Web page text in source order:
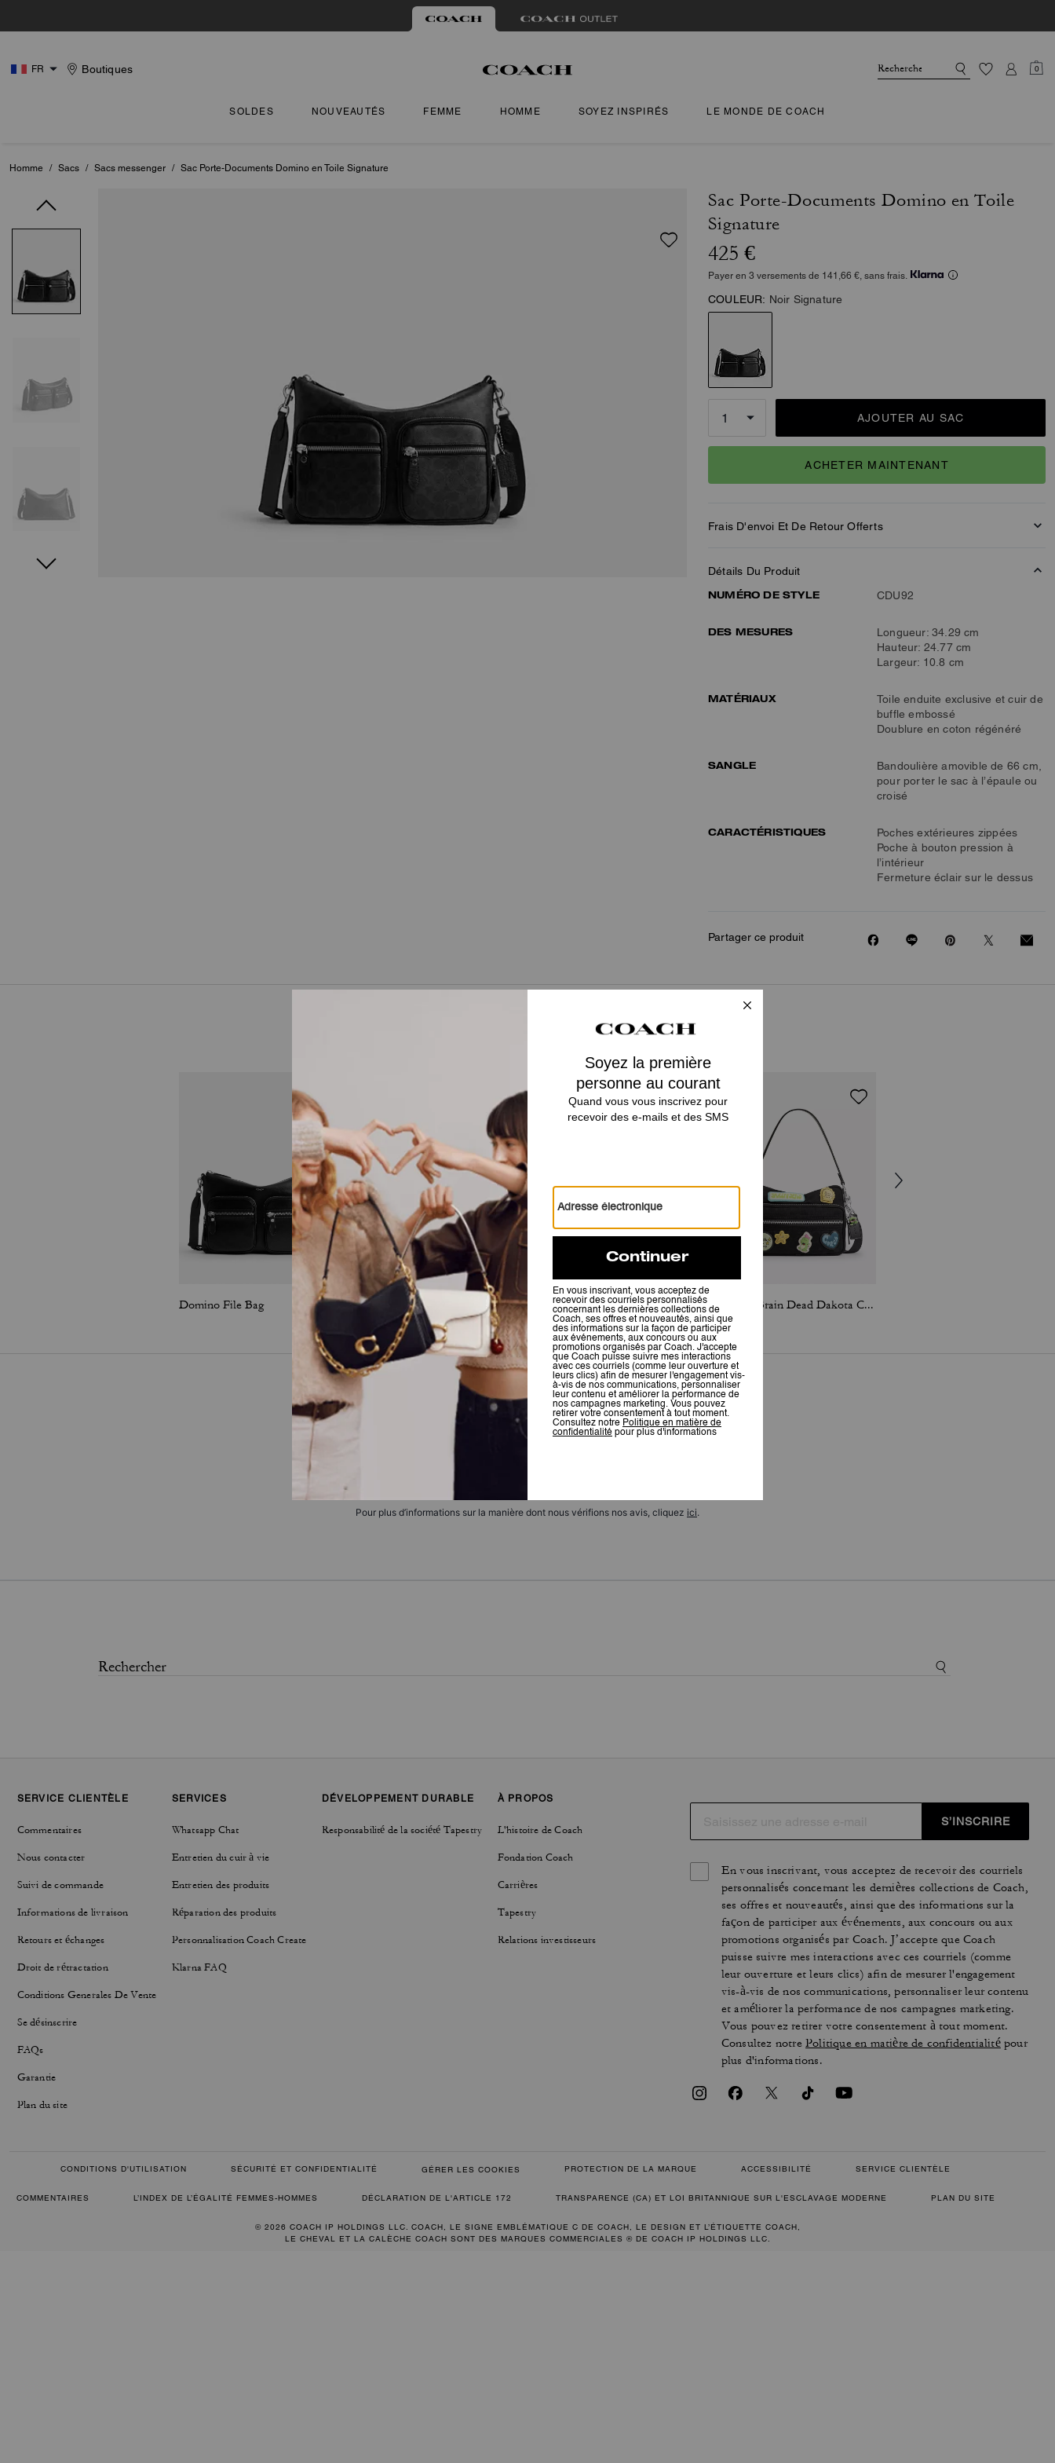
FR Boutiques 0
SOLDES NOUVEAUTÉS FEMME HOMME SOYEZ INSPIRÉS LE MONDE DE COACH
Homme / Sacs / Sacs messenger / Sac Porte-Documents Domino en Toile Signature
Sac Porte-Documents Domino en Toile
Signature
425 €
Payer en 3 versements de 141,66 €, sans frais.
COULEUR: Noir Signature
AJOUTER AU SAC
ACHETER MAINTENANT
Frais D'envoi Et De Retour Offerts
Détails Du Produit
NUMÉRO DE STYLE
CDU92
DES MESURES
Longueur: 34.29 cm
Hauteur: 24.77 cm
Largeur: 10.8 cm
MATÉRIAUX
Toile enduite exclusive et cuir de
buffle embossé
Doublure en coton régénéré
SANGLE
Bandoulière amovible de 66 cm,
pour porter le sac à l’épaule ou
croisé
CARACTÉRISTIQUES
Poches extérieures zippées
Poche à bouton pression à
l’intérieur
Fermeture éclair sur le dessus
Partager ce produit
Vous Aimerez Aussi
Domino File Bag Leo Crossbody In Signature Nylon Leo Crossbody In Signature Nylon Coach | Brain Dead Dakota Crossbody Bag In Signature Nylon With Patches
Avis
Pour plus d’informations sur la manière dont nous vérifions nos avis, cliquez ici.
SERVICE CLIENTÈLE
Commentaires
Nous contacter
Suivi de commande
Informations de livraison
Retours et échanges
Droit de rétractation
Conditions Generales De Vente
Se désinscrire
FAQs
Garantie
Plan du site
SERVICES
Whatsapp Chat
Entretien du cuir à vie
Entretien des produits
Réparation des produits
Personnalisation Coach Create
Klarna FAQ
DÉVELOPPEMENT DURABLE
Responsabilité de la société Tapestry
À PROPOS
L'histoire de Coach
Fondation Coach
Carrières
Tapestry
Relations investisseurs
S’INSCRIRE
En vous inscrivant, vous acceptez de recevoir des courriels
personnalisés concernant les dernières collections de Coach,
ses offres et nouveautés, ainsi que des informations sur la
façon de participer aux événements, aux concours ou aux
promotions organisés par Coach. J’accepte que Coach
puisse suivre mes interactions avec ces courriels (comme
leur ouverture et leurs clics) afin de mesurer l'engagement
vis-à-vis de nos communications, personnaliser leur contenu
et améliorer la performance de nos campagnes marketing.
Vous pouvez retirer votre consentement à tout moment.
Consultez notrePolitique en matière de confidentialitépour
plus d'informations.
CONDITIONS D'UTILISATION SÉCURITÉ ET CONFIDENTIALITÉ GÉRER LES COOKIES PROTECTION DE LA MARQUE ACCESSIBILITÉ SERVICE CLIENTÈLE
COMMENTAIRES L’INDEX DE L’ÉGALITÉ FEMMES-HOMMES DÉCLARATION DE L'ARTICLE 172 TRANSPARENCE (CA) ET LOI BRITANNIQUE SUR L'ESCLAVAGE MODERNE PLAN DU SITE
© 2026 COACH IP HOLDINGS LLC. COACH, LE SIGNE EMBLÉMATIQUE C DE COACH, LE DESIGN ET L’ÉTIQUETTE COACH,
LE CHEVAL ET LA CALÈCHE COACH SONT DES MARQUES COMMERCIALES ® DE COACH IP HOLDINGS LLC.